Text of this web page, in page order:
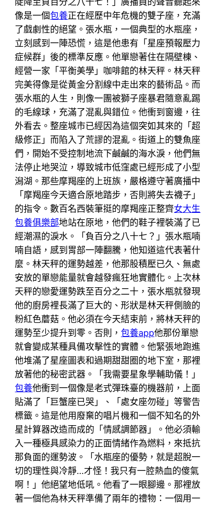
像是一個包養正在經歷中年危機的雙子座，充滿
了戲劇性的絕望。張水瓶，一個典型的水瓶座，
立刻感到一陣恐慌，這是他患有「星座預報壓力
症候群」後的標準反應。他單戀著住在隔壁棟、
經營一家「平衡美學」咖啡館的林天秤。林天秤
完美得像是從黃金分割線中走出來的藝術品。而
張水瓶的人生，則像一團被獅子座暴君隨意亂踢
的毛線球，充滿了混亂與錯位。他衝到窗邊，往
外看去。整座城市已經因為這個突如其來的「超
級修正」而陷入了荒謬的混亂。街道上的雙魚座
們，開始不受控制地流下鹹鹹的海水淚，他們無
法停止地哭泣，導致城市低窪處已經形成了小型
潟湖。那些摩羯座的上班族，嚴格遵守著廣播中
「摩羯座今天適合原地踏步，否則將失去襪子」
的指令。數百名西裝筆挺的摩羯座正整齊女大生
包養俱樂部地站在原地，他們的鞋子裡裝滿了已
經潮濕的淚水。「負百分之八十七？」張水瓶喃
喃自語，感到胃部一陣翻騰，他知道這代表著什
麼。林天秤的運勢越差，他那股積壓已久、無處
安放的單戀能量就會越發瘋狂地實體化。上次林
天秤的戀愛運勢跌至百分之二十，張水瓶就發現
他的廚房裡長滿了巨大的、形狀是林天秤側臉的
粉紅色蘑菇。他必須在今天結束前，將林天秤的
運勢至少提升到零。否則，包養app他那份單戀
就會變成某種具備攻擊性的實體。他緊張地跑進
他堆滿了星座圖表和過期甜甜圈的地下室，那裡
放著他的秘密武器。「我需要星象學輔助儀！」
包養他衝到一個像是老式彈珠臺的機器前，上面
貼滿了「巨蟹座已哭」、「處女座勿碰」等警告
標籤。這是他用廢棄的唱片機和一個不知名的外
星計算器改造而成的「情感調節器」。他必須輸
入一種極具感染力的正面情緒作為燃料，來抵抗
那負面的運勢波。「水瓶座的優勢，就是超脫一
切的理性與冷靜…才怪！我只有一腔熱血的傻氣
啊！」他絕望地低吼。他看了一眼腳邊。那裡放
著一個他為林天秤準備了兩年的禮物：一個用一